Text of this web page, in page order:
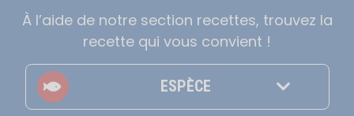
À l’aide de notre section recettes, trouvez la
recette qui vous convient !
ESPÈCE